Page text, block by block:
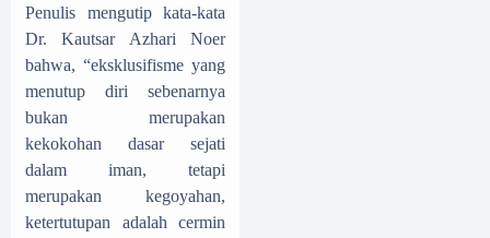
Penulis mengutip kata-kata
Dr. Kautsar Azhari Noer
bahwa, “eksklusifisme yang
menutup diri sebenarnya
bukan merupakan
kekokohan dasar sejati
dalam iman, tetapi
merupakan kegoyahan,
ketertutupan adalah cermin